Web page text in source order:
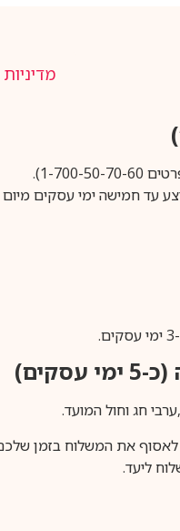
60).
את המשלוח בזמן
ליעד.